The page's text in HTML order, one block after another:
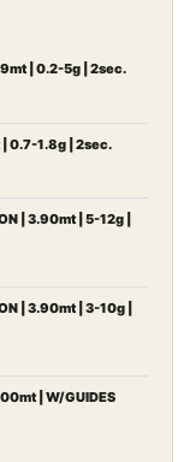
| 0.2-5g | 2sec.
| 0.7-1.8g | 2sec.
| 3.90mt | 5-12g |
| 3.90mt | 3-10g |
| W/GUIDES